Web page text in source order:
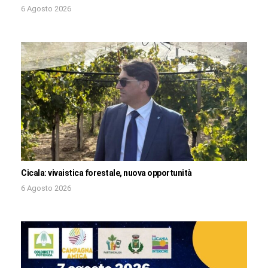
6 Agosto 2026
Cicala: vivaistica forestale, nuova opportunità
6 Agosto 2026